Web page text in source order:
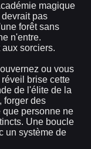
magique
pas
forêt sans
n'entre.
sorciers.
ou vous
brise cette
de l'élite de la
forger des
que personne ne
Une boucle
un système de